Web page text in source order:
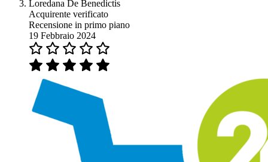
Loredana De Benedictis
Acquirente verificato
Recensione in primo piano
19 Febbraio 2024